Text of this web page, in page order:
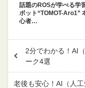
話題のROSが学べる学
ボット“TOMOT-Aro1”
心者…
2分でわかる！AI
ーク4選
老後も安心！AI（人